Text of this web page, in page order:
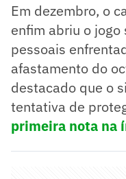
Em dezembro, o
enfim abriu o
pessoais
afastamento do
destacado que o
tentativa de
primeira nota na